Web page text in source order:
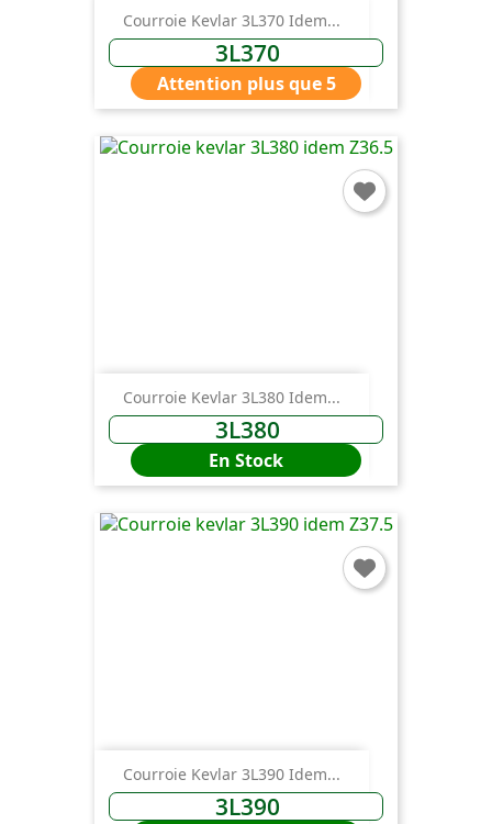
Courroie Kevlar 3L370 Idem...
3L370
Attention plus que 5
Courroie Kevlar 3L380 Idem...
3L380
En Stock
Courroie Kevlar 3L390 Idem...
3L390